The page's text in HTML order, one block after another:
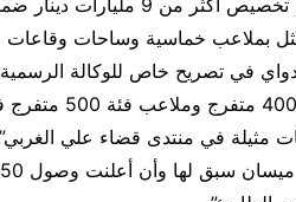
بملاعب خماسية وساحات وقاعات
في تصريح خاص للوكالة الرسمية
رياضية
مثيلة في منتدى قضاء علي